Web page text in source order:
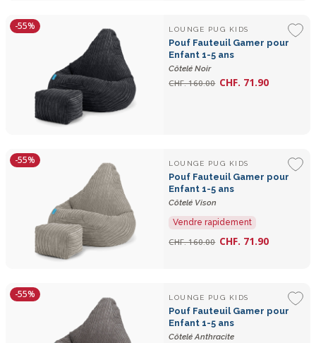
-55% LOUNGE PUG KIDS
Pouf Fauteuil Gamer pour
Enfant 1-5 ans
Côtelé Noir
CHF. 160.00 CHF. 71.90
-55% LOUNGE PUG KIDS
Pouf Fauteuil Gamer pour
Enfant 1-5 ans
Côtelé Vison
Vendre rapidement
CHF. 160.00 CHF. 71.90
-55% LOUNGE PUG KIDS
Pouf Fauteuil Gamer pour
Enfant 1-5 ans
Côtelé Anthracite